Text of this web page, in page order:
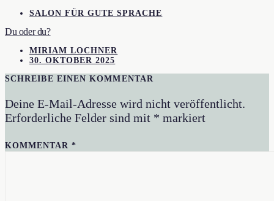
SALON FÜR GUTE SPRACHE
Du oder du?
MIRIAM LOCHNER
30. OKTOBER 2025
SCHREIBE EINEN KOMMENTAR
Deine E-Mail-Adresse wird nicht veröffentlicht.
Erforderliche Felder sind mit * markiert
KOMMENTAR*